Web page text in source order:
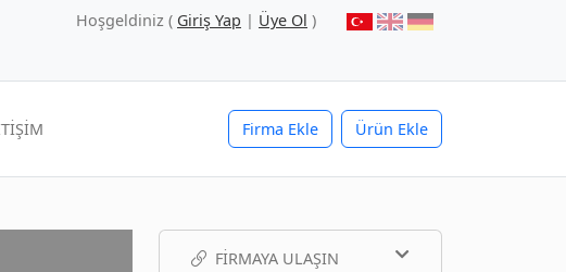
Hoşgeldiniz ( Giriş Yap | Üye Ol )
Firma Ekle Ürün Ekle
FIRMAYA ULAŞIN